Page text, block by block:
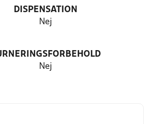
DISPENSATION
Nej
Nej